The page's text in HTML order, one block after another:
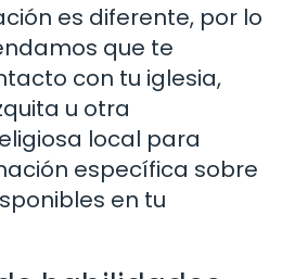
es diferente, por lo
que te
con tu iglesia,
u otra
local para
específica sobre
en tu